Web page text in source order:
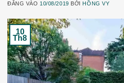
ĐĂNG VÀO 10/08/2019 BỞIHỒNG VY
10
Th8